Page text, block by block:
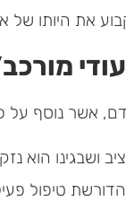
את היותו של
אשר נוסף על
ושבגינו הוא
טיפול פעיל